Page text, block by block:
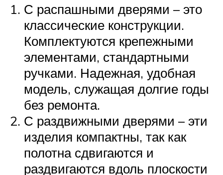
С распашными дверями – это
классические конструкции.
Комплектуются крепежными
элементами, стандартными
ручками. Надежная, удобная
модель, служащая долгие годы
без ремонта.
С раздвижными дверями – эти
изделия компактны, так как
полотна сдвигаются и
раздвигаются вдоль плоскости